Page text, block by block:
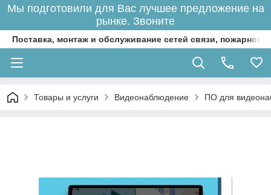
Мы подготовили для Вас лучшее предложение на
рынке. Звоните
Поставка, монтаж и обслуживание сетей связи, пожарной
Товары и услуги Видеонаблюдение ПО для